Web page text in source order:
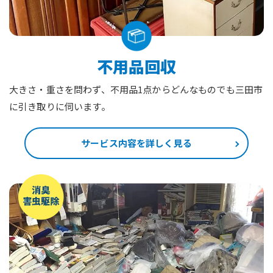
不用品回収
大きさ・重さを問わず、不用品1点からどんなものでも三田市
に引き取りに伺います。
サービス内容を詳しく見る